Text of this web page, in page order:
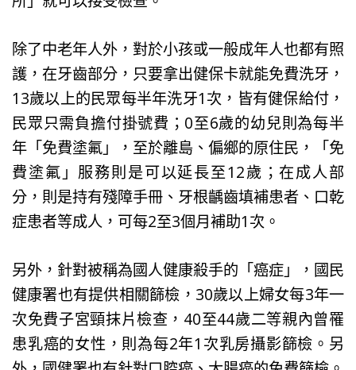
除了中老年人外，對於小孩或一般成年人也都有照
護，在牙齒部分，只要拿出健保卡就能免費洗牙，
13歲以上的民眾每半年洗牙1次，皆有健保給付，
民眾只需負擔付掛號費；0至6歲的幼兒則為每半
年「免費塗氟」，至於離島、偏鄉的原住民，「免
費塗氟」服務則是可以延長至12歲；在成人部
分，則是持有殘障手冊、牙根齲齒填補患者、口乾
症患者等成人，可每2至3個月補助1次。
另外，針對被稱為國人健康殺手的「癌症」，國民
健康署也有提供相關篩檢，30歲以上婦女每3年一
次免費子宮頸抹片檢查，40至44歲二等親內曾罹
患乳癌的女性，則為每2年1次乳房攝影篩檢。另